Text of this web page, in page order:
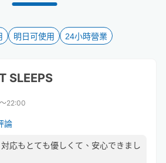
明日可使用 24小時營業
SLEEPS
22:00
論
応もとても優しくて、安心できまし